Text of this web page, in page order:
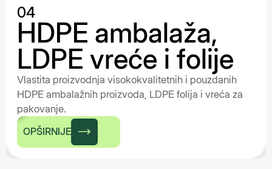
04
HDPE ambalaža,
LDPE vreće i folije
Vlastita proizvodnja visokokvalitetnih i pouzdanih
HDPE ambalažnih proizvoda, LDPE folija i vreća za
pakovanje.
OPŠIRNIJE